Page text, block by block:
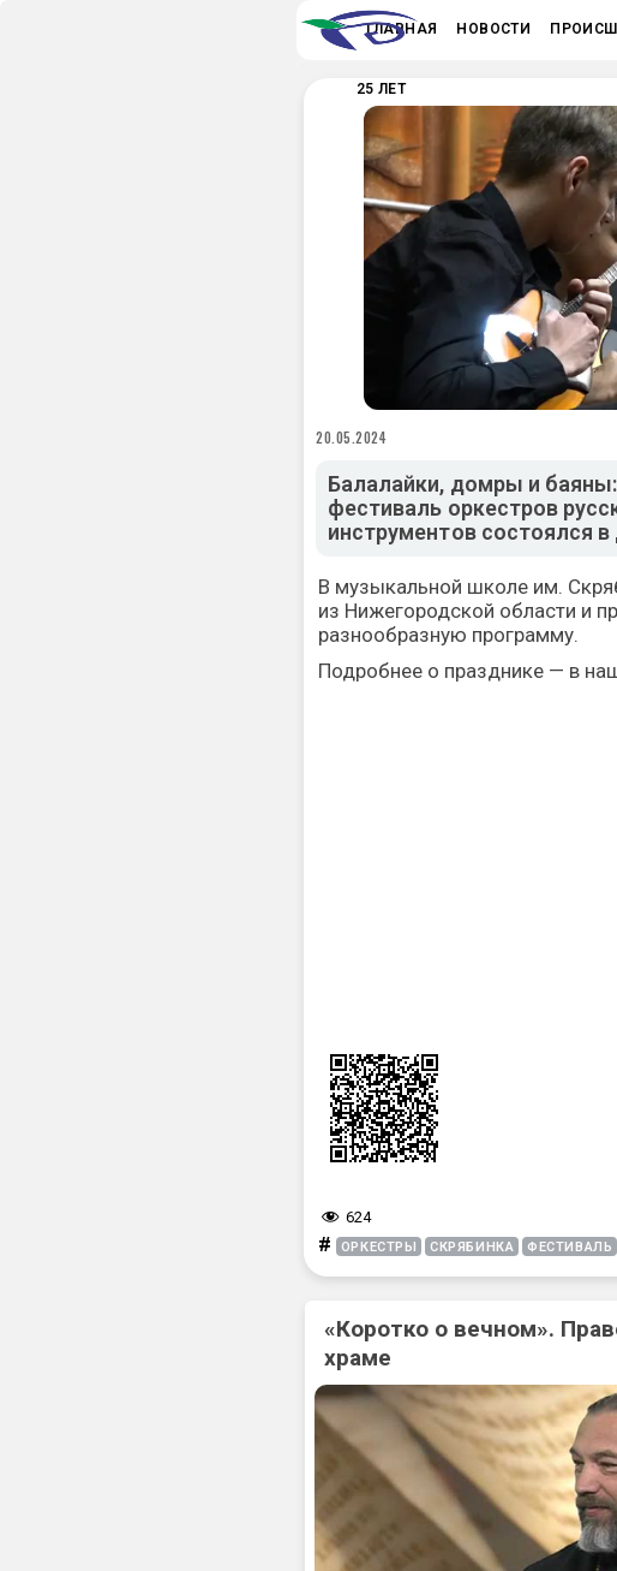
ГЛАВНАЯ НОВОСТИ
25 ЛЕТ
20.05.2024
Балалайки, домры и
фестиваль оркестров
инструментов состоялся
В музыкальной школе им.
из Нижегородской области и
разнообразную программу.
Подробнее о празднике — в
624
# ОРКЕСТРЫ СКРЯБИНКА ФЕСТИВАЛЬ
«Коротко о вечном».
храме